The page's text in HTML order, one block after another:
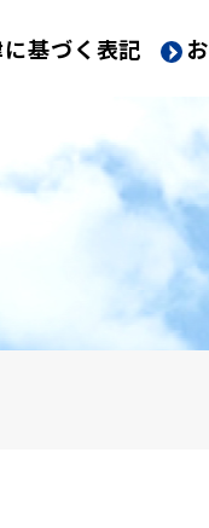
基づく表記